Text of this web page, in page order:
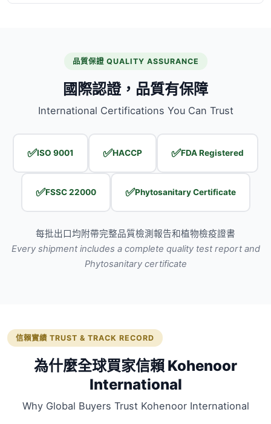
品質保證 QUALITY ASSURANCE
國際認證，品質有保障
International Certifications You Can Trust
✅ISO 9001 ✅HACCP ✅FDA Registered
✅FSSC 22000 ✅Phytosanitary Certificate
每批出口均附帶完整品質檢測報告和植物檢疫證書
Every shipment includes a complete quality test report and
Phytosanitary certificate
信賴實績 TRUST & TRACK RECORD
為什麼全球買家信賴 Kohenoor
International
Why Global Buyers Trust Kohenoor International